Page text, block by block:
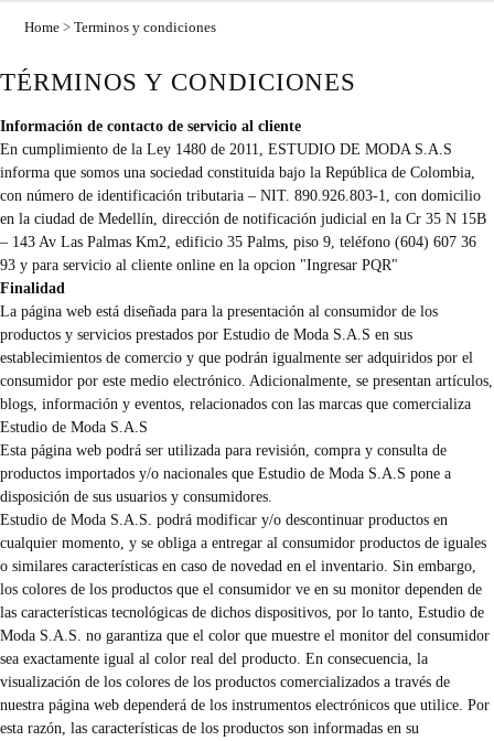
Home >Terminos y condiciones
TÉRMINOS Y CONDICIONES
Información de contacto de servicio al cliente
En cumplimiento de la Ley 1480 de 2011, ESTUDIO DE MODA S.A.S
informa que somos una sociedad constituida bajo la República de Colombia,
con número de identificación tributaria – NIT. 890.926.803-1, con domicilio
en la ciudad de Medellín, dirección de notificación judicial en la Cr 35 N 15B
– 143 Av Las Palmas Km2, edificio 35 Palms, piso 9, teléfono (604) 607 36
93 y para servicio al cliente online en la opcion "Ingresar PQR"
Finalidad
La página web está diseñada para la presentación al consumidor de los
productos y servicios prestados por Estudio de Moda S.A.S en sus
establecimientos de comercio y que podrán igualmente ser adquiridos por el
consumidor por este medio electrónico. Adicionalmente, se presentan artículos,
blogs, información y eventos, relacionados con las marcas que comercializa
Estudio de Moda S.A.S
Esta página web podrá ser utilizada para revisión, compra y consulta de
productos importados y/o nacionales que Estudio de Moda S.A.S pone a
disposición de sus usuarios y consumidores.
Estudio de Moda S.A.S. podrá modificar y/o descontinuar productos en
cualquier momento, y se obliga a entregar al consumidor productos de iguales
o similares características en caso de novedad en el inventario. Sin embargo,
los colores de los productos que el consumidor ve en su monitor dependen de
las características tecnológicas de dichos dispositivos, por lo tanto, Estudio de
Moda S.A.S. no garantiza que el color que muestre el monitor del consumidor
sea exactamente igual al color real del producto. En consecuencia, la
visualización de los colores de los productos comercializados a través de
nuestra página web dependerá de los instrumentos electrónicos que utilice. Por
esta razón, las características de los productos son informadas en su